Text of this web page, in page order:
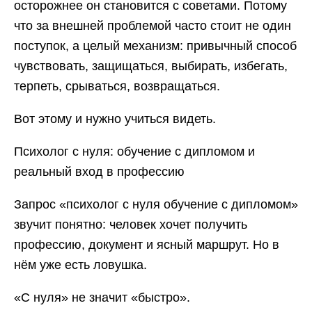
осторожнее он становится с советами. Потому
что за внешней проблемой часто стоит не один
поступок, а целый механизм: привычный способ
чувствовать, защищаться, выбирать, избегать,
терпеть, срываться, возвращаться.
Вот этому и нужно учиться видеть.
Психолог с нуля: обучение с дипломом и
реальный вход в профессию
Запрос «психолог с нуля обучение с дипломом»
звучит понятно: человек хочет получить
профессию, документ и ясный маршрут. Но в
нём уже есть ловушка.
«С нуля» не значит «быстро».